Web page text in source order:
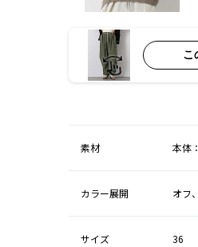
こ
素材 本体
カラー展開 オフ
サイズ 36